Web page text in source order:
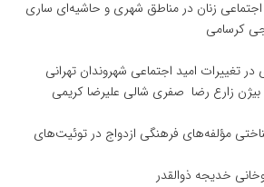
اجتماعی زنان در مناطق شهری و حاشیه‌ای ساری
کرسامی
در تغییرات امید اجتماعی شهروندان تهرانی
بیژن زارع رضا صفری شالی علیرضا کریمی
مؤلفه‌های فرهنگی ازدواج در توئیت‌های
خدیجه ذوالقدر